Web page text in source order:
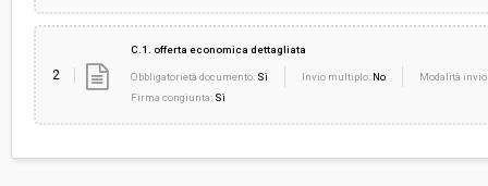
2
C.1. offerta economica dettagliata
Obbligatorietà documento: Sì Invio multiplo: No
Modalità
Firma congiunta: Sì